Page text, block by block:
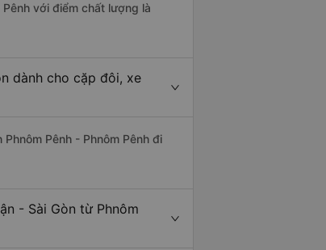
với điểm chất lượng là
dành cho cặp đôi, xe
Pênh - Phnôm Pênh đi
- Sài Gòn từ Phnôm